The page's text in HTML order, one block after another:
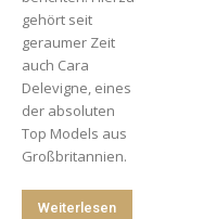
gehört seit
geraumer Zeit
auch Cara
Delevigne, eines
der absoluten
Top Models aus
Großbritannien.
Weiterlesen